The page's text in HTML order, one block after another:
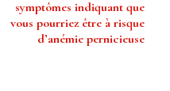
symptômes indiquant que
vous pourriez être à risque
d’anémie pernicieuse